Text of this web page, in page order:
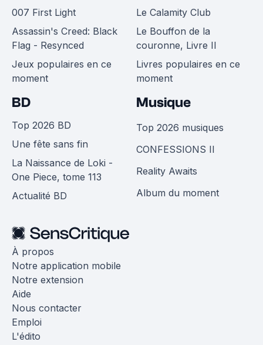
007 First Light
Assassin's Creed: Black
Flag - Resynced
Jeux populaires en ce
moment
Le Calamity Club
Le Bouffon de la
couronne, Livre II
Livres populaires en ce
moment
BD
Top 2026 BD
Une fête sans fin
La Naissance de Loki -
One Piece, tome 113
Actualité BD
Musique
Top 2026 musiques
CONFESSIONS II
Reality Awaits
Album du moment
À propos
Notre application mobile
Notre extension
Aide
Nous contacter
Emploi
L'édito